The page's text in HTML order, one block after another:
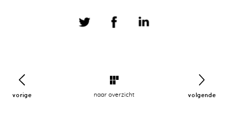
vorige naar overzicht volgende